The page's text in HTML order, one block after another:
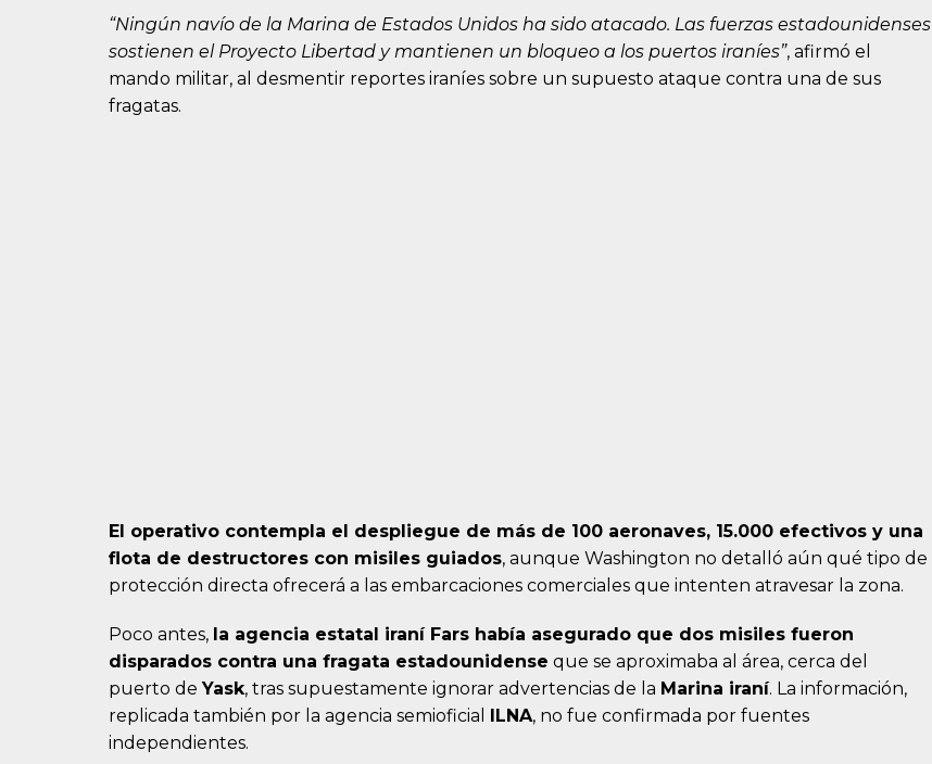
“Ningún navío de la Marina de Estados Unidos ha sido atacado. Las fuerzas estadounidenses
sostienen el Proyecto Libertad y mantienen un bloqueo a los puertos iraníes”, afirmó el
mando militar, al desmentir reportes iraníes sobre un supuesto ataque contra una de sus
fragatas.
El operativo contempla el despliegue de más de 100 aeronaves, 15.000 efectivos y una
flota de destructores con misiles guiados, aunque Washington no detalló aún qué tipo de
protección directa ofrecerá a las embarcaciones comerciales que intenten atravesar la zona.
Poco antes, la agencia estatal iraní Fars había asegurado que dos misiles fueron
disparados contra una fragata estadounidense que se aproximaba al área, cerca del
puerto deYask, tras supuestamente ignorar advertencias de la Marina iraní. La información,
replicada también por la agencia semioficial
ILNA, no fue confirmada por fuentes
independientes.